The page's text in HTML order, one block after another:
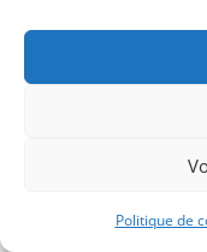
Politique de